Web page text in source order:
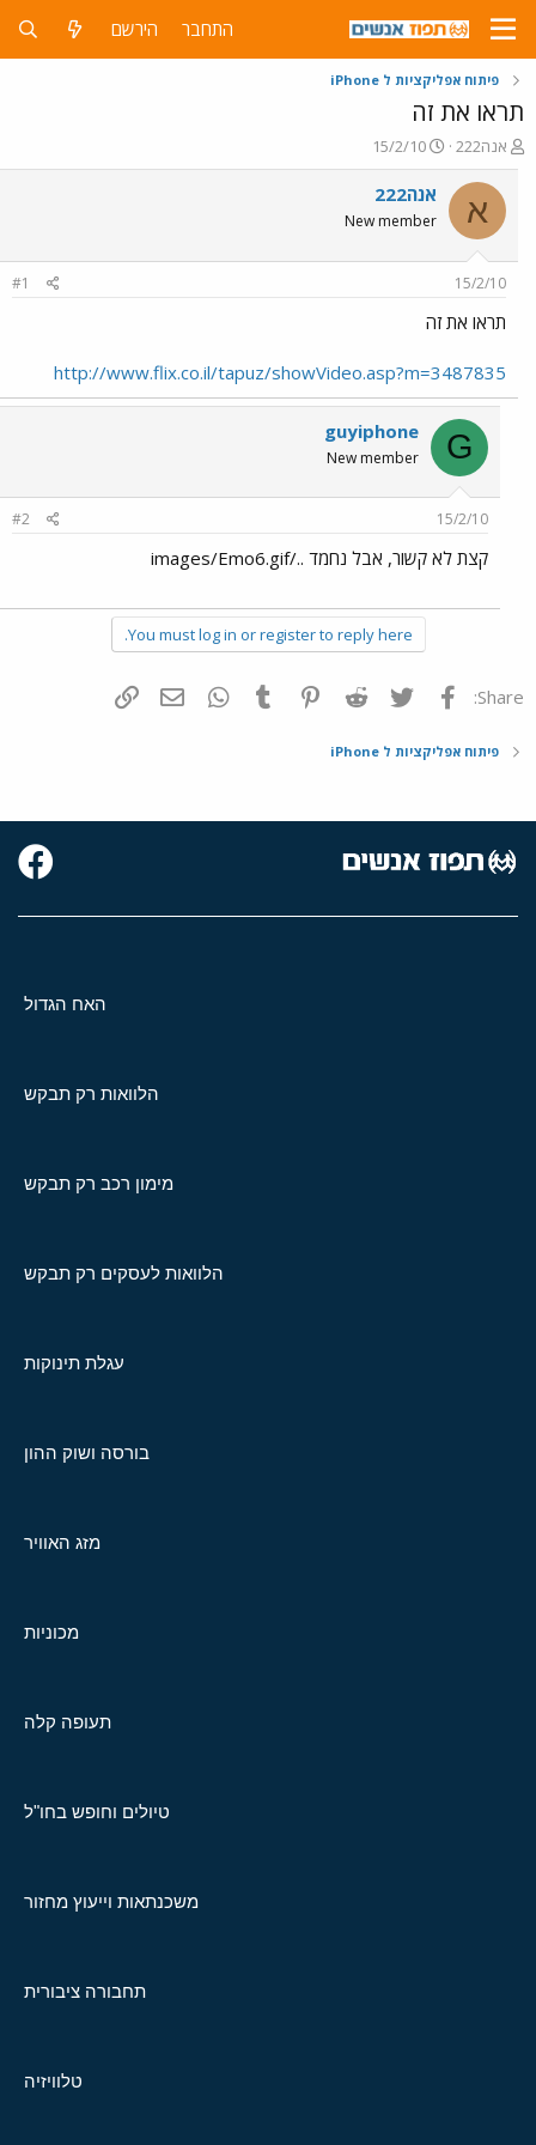
התחבר הירשם
פיתוח אפליקציות ל iPhone
תראו את זה
פ
ו
ת
ח
ה
ו
ש
א
אנה222
פ
ו
ר
ם
ר
15/2/10
א אנה222
New member
15/2/10
#1
תראו את זה
http://www.flix.co.il/tapuz/showVideo.asp?m=3487835
G
guyiphone
New member
15/2/10
#2
קצת לא קשור, אבל נחמד ../images/Emo6.gif
You must log in or register to reply here.
Share: פייסבוק Twitter
Reddit
Pinterest
Tumblr
WhatsAppדואר אלקטרוני
פיתוח אפליקציות ל iPhone
האח הגדול
הלוואות רק תבקש
מימון רכב רק תבקש
הלוואות לעסקים רק תבקש
עגלת תינוקות
בורסה ושוק ההון
מזג האוויר
מכוניות
תעופה קלה
טיולים וחופש בחו"ל
משכנתאות וייעוץ מחזור
תחבורה ציבורית
טלוויזיה